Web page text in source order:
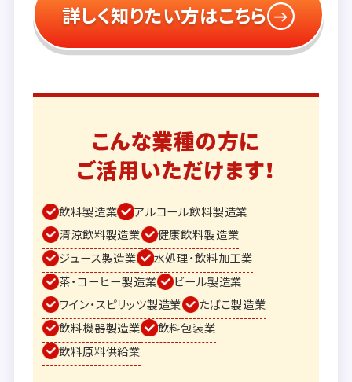
詳しく知りたい方はこちら
こんな業種の方に
ご活用いただけます！
飲料製造業
アルコール飲料製造業
清涼飲料製造業
健康飲料製造業
ジュース製造業
水処理・飲料加工業
茶・コーヒー製造業
ビール製造業
ワイン・スピリッツ製造業
たばこ製造業
飲料機器製造業
飲料包装業
飲料原料供給業